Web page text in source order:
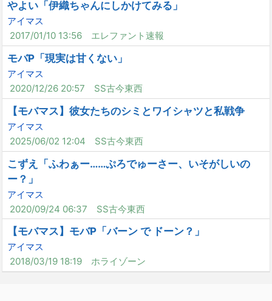
やよい「伊織ちゃんにしかけてみる」
アイマス
2017/01/10 13:56
エレファント速報
モバP「現実は甘くない」
アイマス
2020/12/26 20:57
SS古今東西
【モバマス】彼女たちのシミとワイシャツと私戦争
アイマス
2025/06/02 12:04
SS古今東西
こずえ「ふわぁー……ぷろでゅーさー、いそがしいの
ー？」
アイマス
2020/09/24 06:37
SS古今東西
【モバマス】モバP「バーン で ドーン？」
アイマス
2018/03/19 18:19
ホライゾーン